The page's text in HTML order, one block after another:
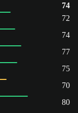
74
72
74
77
75
70
80